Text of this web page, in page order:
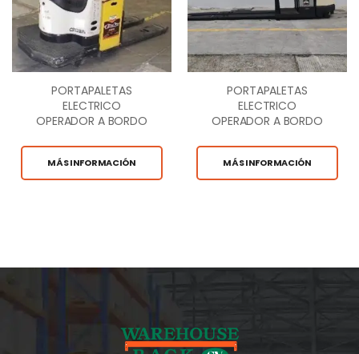
PORTAPALETAS
ELECTRICO
OPERADOR A BORDO
MÁS INFORMACIÓN
PORTAPALETAS
ELECTRICO
OPERADOR A BORDO
MÁS INFORMACIÓN